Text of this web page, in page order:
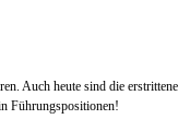
Auch heute sind die
Führungspositionen!